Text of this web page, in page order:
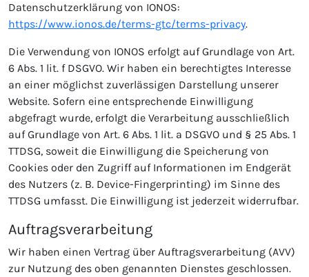
Datenschutzerklärung von IONOS:
https://www.ionos.de/terms-gtc/terms-privacy.
Die Verwendung von IONOS erfolgt auf Grundlage von Art.
6 Abs. 1 lit. f DSGVO. Wir haben ein berechtigtes Interesse
an einer möglichst zuverlässigen Darstellung unserer
Website. Sofern eine entsprechende Einwilligung
abgefragt wurde, erfolgt die Verarbeitung ausschließlich
auf Grundlage von Art. 6 Abs. 1 lit. a DSGVO und § 25 Abs. 1
TTDSG, soweit die Einwilligung die Speicherung von
Cookies oder den Zugriff auf Informationen im Endgerät
des Nutzers (z. B. Device-Fingerprinting) im Sinne des
TTDSG umfasst. Die Einwilligung ist jederzeit widerrufbar.
Auftragsverarbeitung
Wir haben einen Vertrag über Auftragsverarbeitung (AVV)
zur Nutzung des oben genannten Dienstes geschlossen.